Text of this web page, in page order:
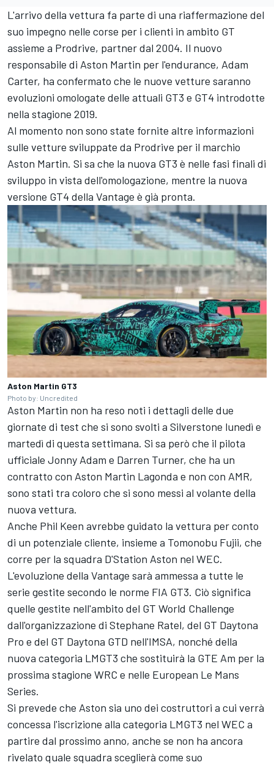
L'arrivo della vettura fa parte di una riaffermazione del
suo impegno nelle corse per i clienti in ambito GT
assieme a Prodrive, partner dal 2004. Il nuovo
responsabile di Aston Martin per l'endurance, Adam
Carter, ha confermato che le nuove vetture saranno
evoluzioni omologate delle attuali GT3 e GT4 introdotte
nella stagione 2019.
Al momento non sono state fornite altre informazioni
sulle vetture sviluppate da Prodrive per il marchio
Aston Martin. Si sa che la nuova GT3 è nelle fasi finali di
sviluppo in vista dell'omologazione, mentre la nuova
versione GT4 della Vantage è già pronta.
Aston Martin GT3
Photo by: Uncredited
Aston Martin non ha reso noti i dettagli delle due
giornate di test che si sono svolti a Silverstone lunedì e
martedì di questa settimana. Si sa però che il pilota
ufficiale Jonny Adam e Darren Turner, che ha un
contratto con Aston Martin Lagonda e non con AMR,
sono stati tra coloro che si sono messi al volante della
nuova vettura.
Anche Phil Keen avrebbe guidato la vettura per conto
di un potenziale cliente, insieme a Tomonobu Fujii, che
corre per la squadra D'Station Aston nel WEC.
L'evoluzione della Vantage sarà ammessa a tutte le
serie gestite secondo le norme FIA GT3. Ciò significa
quelle gestite nell'ambito del GT World Challenge
dall'organizzazione di Stephane Ratel, del GT Daytona
Pro e del GT Daytona GTD nell'IMSA, nonché della
nuova categoria LMGT3 che sostituirà la GTE Am per la
prossima stagione WRC e nelle European Le Mans
Series.
Si prevede che Aston sia uno dei costruttori a cui verrà
concessa l'iscrizione alla categoria LMGT3 nel WEC a
partire dal prossimo anno, anche se non ha ancora
rivelato quale squadra sceglierà come suo